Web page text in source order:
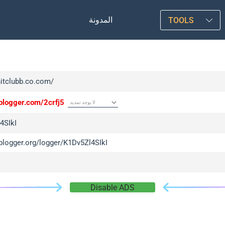
المدونة TOOLS
2crfj5
logger/K1Dv5Zl4SIkI
Disable ADS